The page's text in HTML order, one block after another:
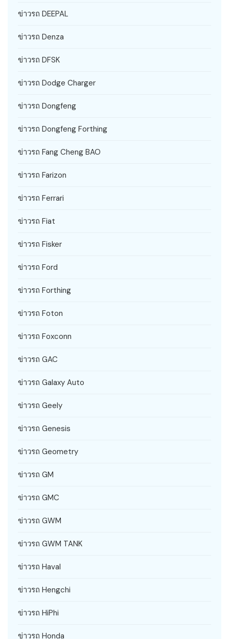
ข่าวรถ DEEPAL
ข่าวรถ Denza
ข่าวรถ DFSK
ข่าวรถ Dodge Charger
ข่าวรถ Dongfeng
ข่าวรถ Dongfeng Forthing
ข่าวรถ Fang Cheng BAO
ข่าวรถ Farizon
ข่าวรถ Ferrari
ข่าวรถ Fiat
ข่าวรถ Fisker
ข่าวรถ Ford
ข่าวรถ Forthing
ข่าวรถ Foton
ข่าวรถ Foxconn
ข่าวรถ GAC
ข่าวรถ Galaxy Auto
ข่าวรถ Geely
ข่าวรถ Genesis
ข่าวรถ Geometry
ข่าวรถ GM
ข่าวรถ GMC
ข่าวรถ GWM
ข่าวรถ GWM TANK
ข่าวรถ Haval
ข่าวรถ Hengchi
ข่าวรถ HiPhi
ข่าวรถ Honda